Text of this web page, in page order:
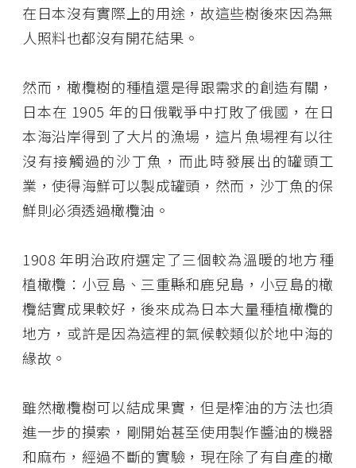
在日本沒有實際上的用途，故這些樹後來因為無
人照料也都沒有開花結果。
然而，橄欖樹的種植還是得跟需求的創造有關，
日本在 1905 年的日俄戰爭中打敗了俄國，在日
本海沿岸得到了大片的漁場，這片魚場裡有以往
沒有接觸過的沙丁魚，而此時發展出的罐頭工
業，使得海鮮可以製成罐頭，然而，沙丁魚的保
鮮則必須透過橄欖油。
1908 年明治政府選定了三個較為溫暖的地方種
植橄欖：小豆島、三重縣和鹿兒島，小豆島的橄
欖結實成果較好，後來成為日本大量種植橄欖的
地方，或許是因為這裡的氣候較類似於地中海的
緣故。
雖然橄欖樹可以結成果實，但是榨油的方法也須
進一步的摸索，剛開始甚至使用製作醬油的機器
和麻布，經過不斷的實驗，現在除了有自產的橄